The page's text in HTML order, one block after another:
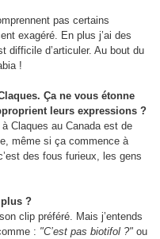
pas certains
exagéré. En plus j’ai des
difficile d’articuler. Au bout du
!
Ça ne vous étonne
leurs expressions ?
Claques au Canada est de
même si ça commence à
des fous furieux, les gens
?
clip préféré. Mais j’entends
: "C’est pas biotifol ?" ou